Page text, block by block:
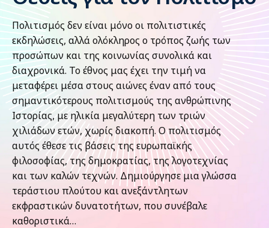
Πολιτισμός δεν είναι μόνο οι πολιτιστικές
εκδηλώσεις, αλλά ολόκληρος ο τρόπος ζωής των
προσώπων και της κοινωνίας συνολικά και
διαχρονικά. Το έθνος μας έχει την τιμή να
μεταφέρει μέσα στους αιώνες έναν από τους
σημαντικότερους πολιτισμούς της ανθρώπινης
Ιστορίας, με ηλικία μεγαλύτερη των τριών
χιλιάδων ετών, χωρίς διακοπή. Ο πολιτισμός
αυτός έθεσε τις βάσεις της ευρωπαϊκής
φιλοσοφίας, της δημοκρατίας, της λογοτεχνίας
και των καλών τεχνών. Δημιούργησε μια γλώσσα
τεράστιου πλούτου και ανεξάντλητων
εκφραστικών δυνατοτήτων, που συνέβαλε
καθοριστικά…